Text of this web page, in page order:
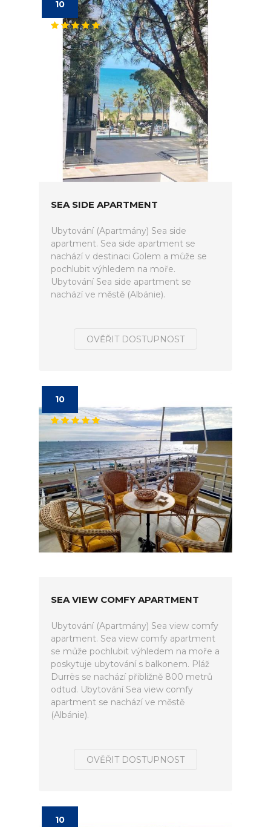
10
SEA SIDE APARTMENT
Ubytování (Apartmány) Sea side
apartment. Sea side apartment se
nachází v destinaci Golem a může se
pochlubit výhledem na moře.
Ubytování Sea side apartment se
nachází ve městě (Albánie).
OVĚŘIT DOSTUPNOST
10
SEA VIEW COMFY APARTMENT
Ubytování (Apartmány) Sea view comfy
apartment. Sea view comfy apartment
se může pochlubit výhledem na moře a
poskytuje ubytování s balkonem. Pláž
Durrës se nachází přibližně 800 metrů
odtud. Ubytování Sea view comfy
apartment se nachází ve městě
(Albánie).
OVĚŘIT DOSTUPNOST
10